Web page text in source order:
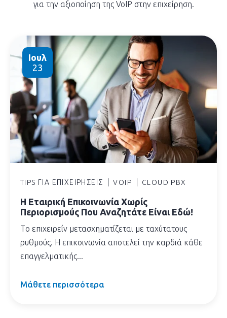
για την αξιοποίηση της VoIP στην επιχείρηση.
Ιουλ
23
TIPS ΓΙΑ ΕΠΙΧΕΙΡΉΣΕΙΣ VOIP CLOUD PBX
H Εταιρική Επικοινωνία Χωρίς
Περιορισμούς Που Αναζητάτε Είναι Εδώ!
Tο επιχειρείν μετασχηματίζεται με ταχύτατους
ρυθμούς. Η επικοινωνία αποτελεί την καρδιά κάθε
επαγγελματικής...
Μάθετε περισσότερα